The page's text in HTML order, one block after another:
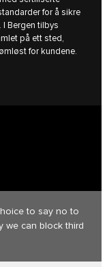
for å sikre
Bergen tilbys
på ett sted,
for kundene.
to say no to
we can block third